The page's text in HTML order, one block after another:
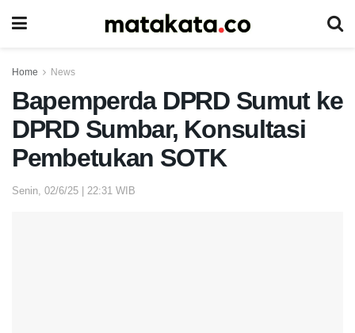
Home News
Bapemperda DPRD Sumut ke
DPRD Sumbar, Konsultasi
Pembetukan SOTK
Senin, 02/6/25 | 22:31 WIB